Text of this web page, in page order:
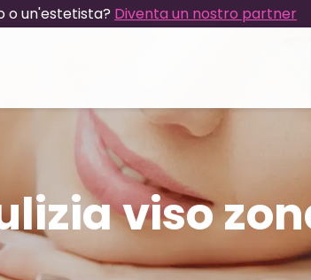
o un'estetista? Diventa un nostro partner
viso